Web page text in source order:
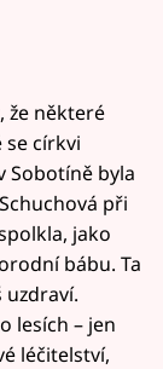
že některé
církvi
Sobotíně byla
při
jako
bábu. Ta
uzdraví.
lesích – jen
léčitelství,